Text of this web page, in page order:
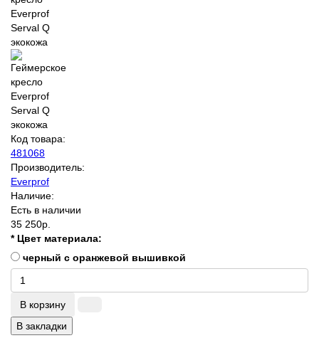
Код товара:
481068
Производитель:
Everprof
Наличие:
Есть в наличии
35 250р.
* Цвет материала:
черный с оранжевой вышивкой
В корзину
В закладки